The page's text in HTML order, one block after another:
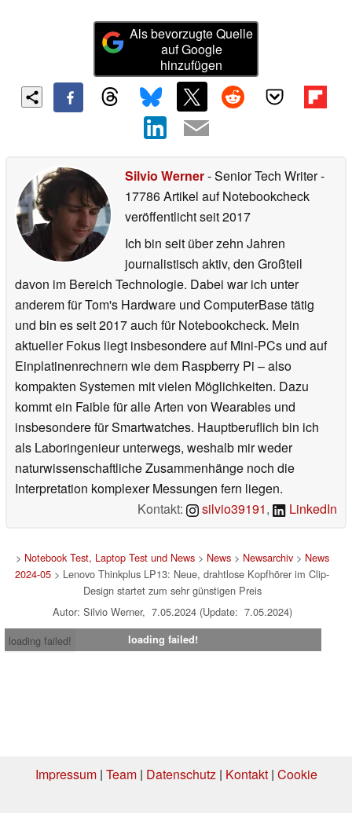
Als bevorzugte Quelle
auf Google
hinzufügen
Silvio Werner- Senior Tech Writer-
17786 Artikel auf Notebookcheck
veröffentlichtseit 2017
Ich bin seit über zehn Jahren
journalistisch aktiv, den Großteil
davon im Bereich Technologie. Dabei war ich unter
anderem für Tom's Hardware und ComputerBase tätig
und bin es seit 2017 auch für Notebookcheck. Mein
aktueller Fokus liegt insbesondere auf Mini-PCs und auf
Einplatinenrechnern wie dem Raspberry Pi – also
kompakten Systemen mit vielen Möglichkeiten. Dazu
kommt ein Faible für alle Arten von Wearables und
insbesondere für Smartwatches. Hauptberuflich bin ich
als Laboringenieur unterwegs, weshalb mir weder
naturwissenschaftliche Zusammenhänge noch die
Interpretation komplexer Messungen fern liegen.
Kontakt:
silvio39191, LinkedIn
> Notebook Test, Laptop Test und News> News> Newsarchiv> News
2024-05 > Lenovo Thinkplus LP13: Neue, drahtlose Kopfhörer im Clip-
Design startet zum sehr günstigen Preis
Autor: Silvio Werner, 7.05.2024 (Update: 7.05.2024)
loading failed!
loading failed!
Impressum| Team| Datenschutz| Kontakt| Cookie